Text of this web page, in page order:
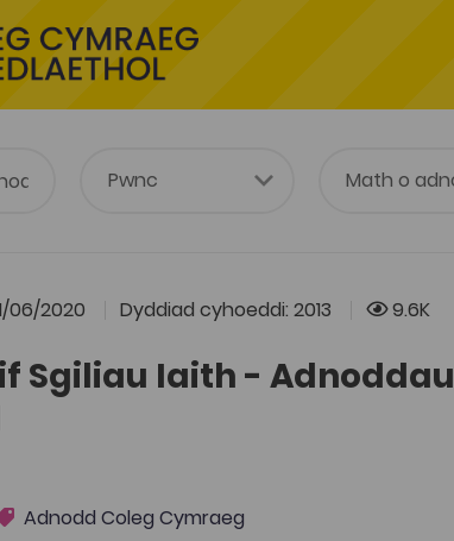
06/2020 Dyddiad cyhoeddi: 2013 9.6K
Sgiliau Iaith - Adnoddau
Adnodd Coleg Cymraeg